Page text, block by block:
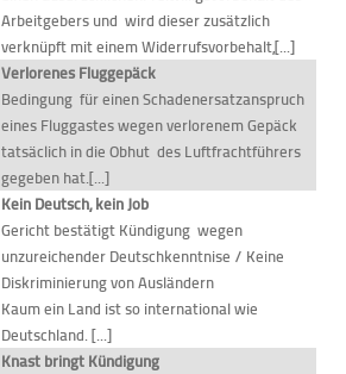
Arbeitgebers und wird dieser zusätzlich
verknüpft mit einem Widerrufsvorbehalt,[...]
Verlorenes Fluggepäck
Bedingung für einen Schadenersatzanspruch
eines Fluggastes wegen verlorenem Gepäck
tatsäclich in die Obhut des Luftfrachtführers
gegeben hat.[...]
Kein Deutsch, kein Job
Gericht bestätigt Kündigung wegen
unzureichender Deutschkenntnise / Keine
Diskriminierung von Ausländern
Kaum ein Land ist so international wie
Deutschland. [...]
Knast bringt Kündigung